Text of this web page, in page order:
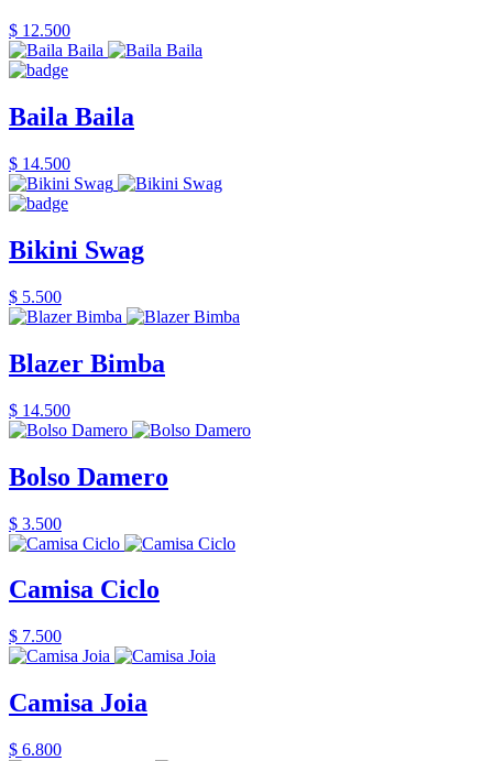
$ 12.500
Baila Baila
$ 14.500
Bikini Swag
$ 5.500
Blazer Bimba
$ 14.500
Bolso Damero
$ 3.500
Camisa Ciclo
$ 7.500
Camisa Joia
$ 6.800